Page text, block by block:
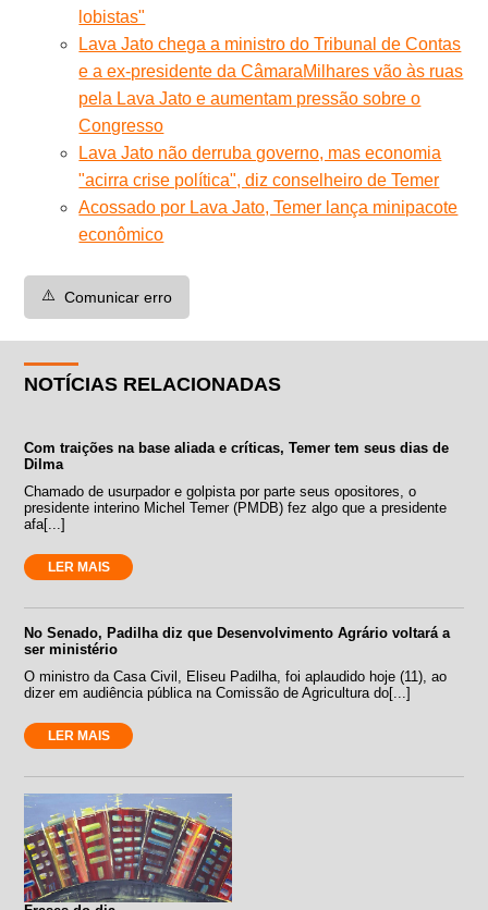
lobistas"
Lava Jato chega a ministro do Tribunal de Contas
e a ex-presidente da CâmaraMilhares vão às ruas
pela Lava Jato e aumentam pressão sobre o
Congresso
Lava Jato não derruba governo, mas economia
"acirra crise política", diz conselheiro de Temer
Acossado por Lava Jato, Temer lança minipacote
econômico
⚠️ Comunicar erro
NOTÍCIAS RELACIONADAS
Com traições na base aliada e críticas, Temer tem seus dias de
Dilma
Chamado de usurpador e golpista por parte seus opositores, o
presidente interino Michel Temer (PMDB) fez algo que a presidente
afa[...]
LER MAIS
No Senado, Padilha diz que Desenvolvimento Agrário voltará a
ser ministério
O ministro da Casa Civil, Eliseu Padilha, foi aplaudido hoje (11), ao
dizer em audiência pública na Comissão de Agricultura do[...]
LER MAIS